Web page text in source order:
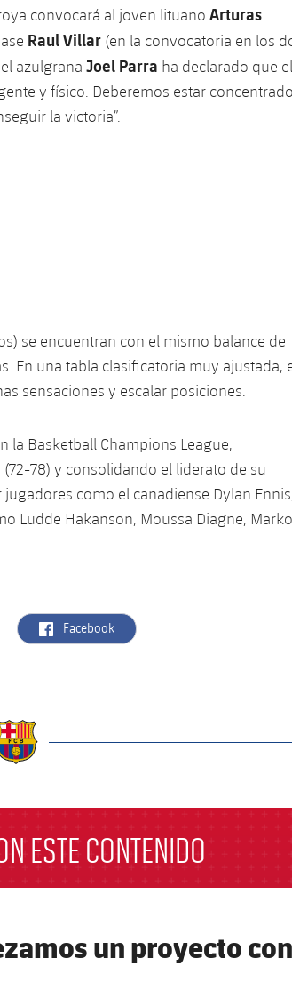
convocará al joven lituano Arturas
Raul Villar (en la convocatoria en los
azulgrana Joel Parra ha declarado que el
y físico. Deberemos estar
la victoria”.
se encuentran con el mismo balance de
En una tabla clasificatoria muy ajustada,
sensaciones y escalar posiciones.
la Basketball Champions League,
78) y consolidando el liderato de su
como el canadiense Dylan
Ludde Hakanson, Moussa Diagne, Marko
label.aria.facebook
Facebook
ESTE CONTENIDO
un proyecto